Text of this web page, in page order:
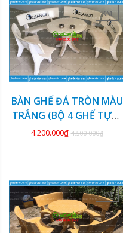
KM
BÀN GHẾ ĐÁ TRÒN MÀU
TRẮNG (BỘ 4 GHẾ TỰA)
GDCV-128
4.200.000₫ 4.500.000₫
KM